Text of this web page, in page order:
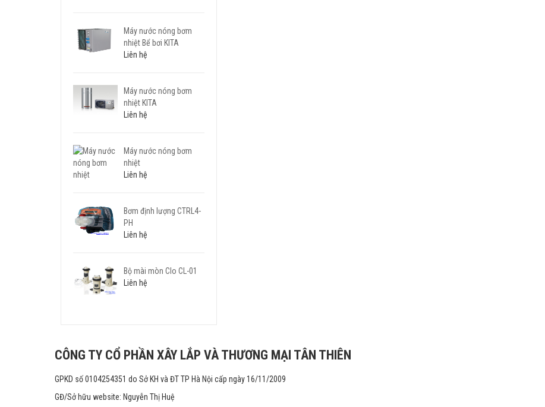
Máy nước nóng bơm
nhiệt Bể bơi KITA
Liên hệ
Máy nước nóng bơm
nhiệt KITA
Liên hệ
Máy nước nóng bơm
nhiệt
Liên hệ
Bơm định lượng CTRL4-
PH
Liên hệ
Bộ mài mòn Clo CL-01
Liên hệ
CÔNG TY CỔ PHẦN XÂY LẮP VÀ THƯƠNG MẠI TÂN THIÊN
GPKD số 0104254351 do Sở KH và ĐT TP Hà Nội cấp ngày 16/11/2009
GĐ/Sở hữu website: Nguyễn Thị Huệ